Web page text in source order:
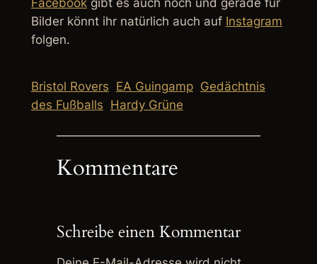
Facebookgibt es auch noch und gerade für
Bilder könnt ihr natürlich auch auf Instagram
folgen.
Bristol Rovers EA Guingamp Gedächtnis
des Fußballs Hardy Grüne
Kommentare
Schreibe einen Kommentar